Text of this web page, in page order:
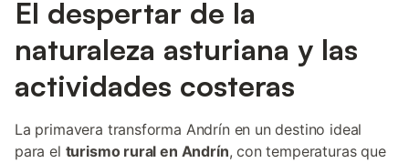
El despertar de la
naturaleza asturiana y las
actividades costeras
La primavera transforma Andrín en un destino ideal
para el turismo rural en Andrín, con temperaturas que